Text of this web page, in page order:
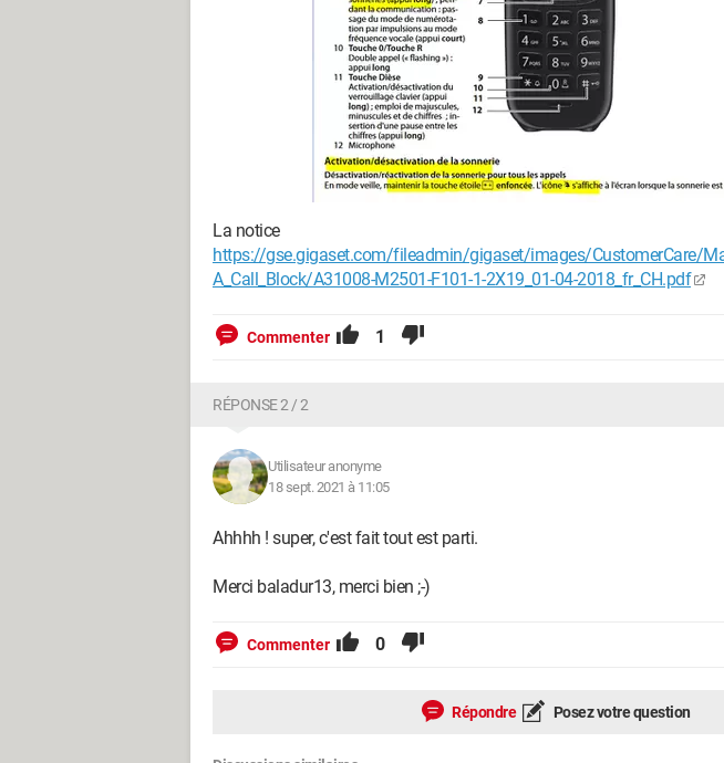
La notice
https://gse.gigaset.com/fileadmin/gigaset/images/CustomerCare/
A_Call_Block/A31008-M2501-F101-1-2X19_01-04-2018_fr_CH.pdf
Commenter 1
RÉPONSE 2 / 2
Utilisateur anonyme
18 sept. 2021 à 11:05
Ahhhh ! super, c'est fait tout est parti.
Merci baladur13, merci bien ;-)
Commenter 0
Répondre Posez votre question